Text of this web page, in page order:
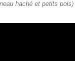
haché et petits pois)